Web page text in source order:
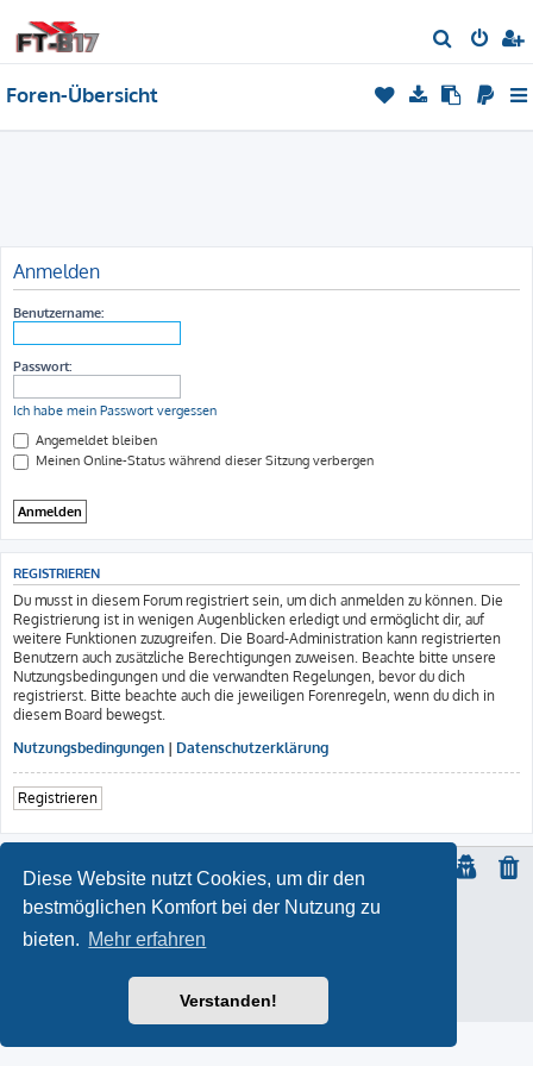
Diese Website nutzt Cookies, um dir den
bestmöglichen Komfort bei der Nutzung zu
bieten. Mehr erfahren
Verstanden!
u
c
Foren-Übersicht
Anmelden
Benutzername:
Passwort:
Ich habe mein Passwort vergessen
Angemeldet bleiben
Meinen Online-Status während dieser Sitzung verbergen
REGISTRIEREN
Du musst in diesem Forum registriert sein, um dich anmelden zu können. Die
Registrierung ist in wenigen Augenblicken erledigt und ermöglicht dir, auf
weitere Funktionen zuzugreifen. Die Board-Administration kann registrierten
Benutzern auch zusätzliche Berechtigungen zuweisen. Beachte bitte unsere
Nutzungsbedingungen und die verwandten Regelungen, bevor du dich
registrierst. Bitte beachte auch die jeweiligen Forenregeln, wenn du dich in
diesem Board bewegst.
Nutzungsbedingungen | Datenschutzerklärung
Registrieren
© Copyright2021 | ft-817.com | DO7PSL | ALL RIGHTS RESERVED
ProLight Style by
Datenschutz|Nutzungsbedingungen